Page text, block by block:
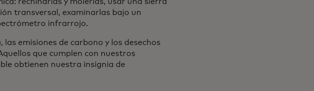
rechinarlas y molerlas, usar una sierra
transversal, examinarlas bajo un
infrarrojo.
emisiones de carbono y los desechos
que cumplen con nuestros
obtienen nuestra insignia de